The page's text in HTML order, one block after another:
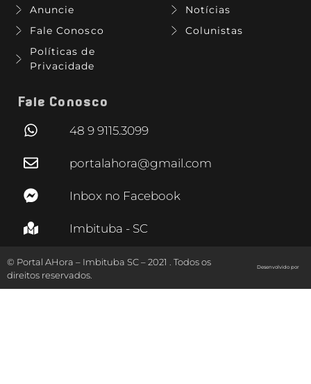
Anuncie
Fale Conosco
Políticas de
Privacidade
Notícias
Colunistas
Fale Conosco
48 9 9115.3099
portalahora@gmail.com
Inbox no Facebook
Imbituba - SC
© Portal AHora – Imbituba SC – 2021 . Todos os
direitos reservados.
Desenvolvido por